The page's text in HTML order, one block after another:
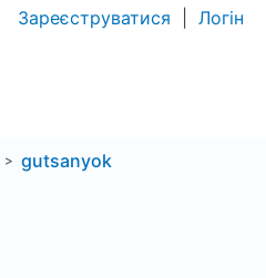
Зареєструватися Логін
gutsanyok